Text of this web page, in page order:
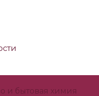
и бытовая химия